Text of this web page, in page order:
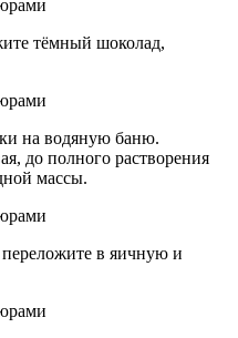
тёмный шоколад,
на водяную баню.
до полного растворения
массы.
в яичную и